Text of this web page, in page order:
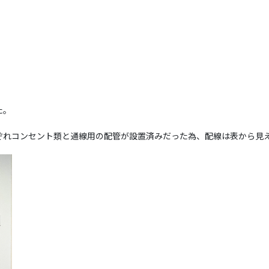
コンセント類と通線用の配管が設置済みだった為、配線は表から見